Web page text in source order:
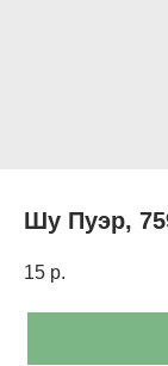
Шу Пуэр,
15 р.